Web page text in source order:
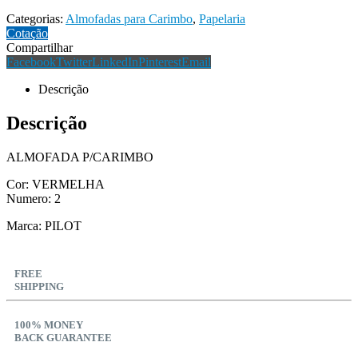
Categorias: Almofadas para Carimbo, Papelaria
Cotação
Compartilhar
FacebookTwitterLinkedInPinterestEmail
Descrição
Descrição
ALMOFADA P/CARIMBO
Cor: VERMELHA
Numero: 2
Marca: PILOT
FREE
SHIPPING
100% MONEY
BACK GUARANTEE